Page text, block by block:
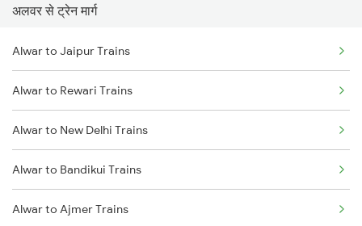
Kathgodam to Lucknow Trains
Kathgodam to New Delhi Trains
Kathgodam to Bareilly Trains
अलवर से ट्रेन मार्ग
Alwar to Jaipur Trains
Alwar to Rewari Trains
Alwar to New Delhi Trains
Alwar to Bandikui Trains
Alwar to Ajmer Trains